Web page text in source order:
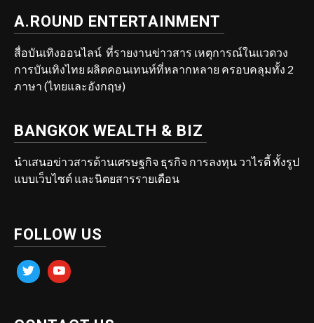
A.ROUND ENTERTAINMENT
สื่อบันเทิงออนไลน์ ที่รายงานข่าวสาร เหตุการณ์ในแวดวง
การบันเทิงไทย ผลิตคอนเทนท์ที่หลากหลาย ครอบคลุมทั้ง 2
ภาษา (ไทยและอังกฤษ)
BANGKOK WEALTH & BIZ
นำเสนอข่าวสารด้านเศรษฐกิจ ธุรกิจ การลงทุน วาไรตี้ ทั้งรูป
แบบเว็บไซต์ และนิตยสารรายเดือน
FOLLOW US
twitter youtube